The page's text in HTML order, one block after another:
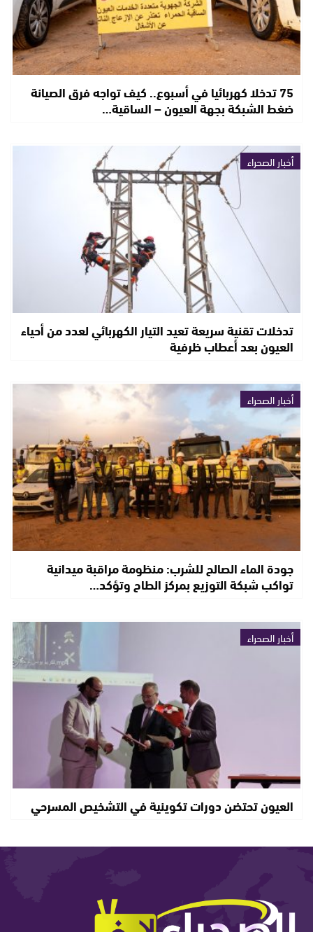
75 تدخلا كهربائيا في أسبوع.. كيف تواجه فرق الصيانة
ضغط الشبكة بجهة العيون – الساقية…
أخبار الصحراء
تدخلات تقنية سريعة تعيد التيار الكهربائي لعدد من أحياء
العيون بعد أعطاب ظرفية
أخبار الصحراء
جودة الماء الصالح للشرب: منظومة مراقبة ميدانية
تواكب شبكة التوزيع بمركز الطاح وتؤكد…
أخبار الصحراء
العيون تحتضن دورات تكوينية في التشخيص المسرحي